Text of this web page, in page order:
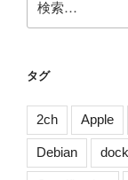
シ
索:
タグ
2ch Apple
Debian